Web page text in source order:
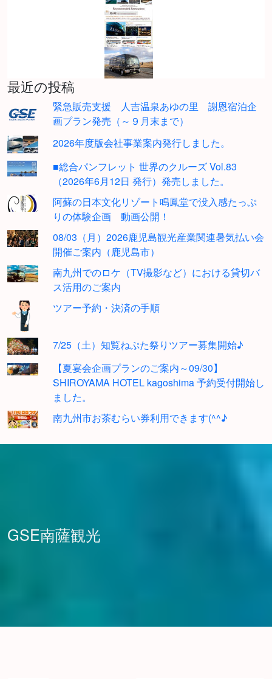
最近の投稿
緊急販売支援 人吉温泉あゆの里 謝恩宿泊企
画プラン発売（～９月末まで）
2026年度版会社事業案内発行しました。
■総合パンフレット 世界のクルーズ Vol.83
（2026年6月12日 発行）発売しました。
阿蘇の日本文化リゾート鳴鳳堂で没入感たっぷ
りの体験企画 動画公開！
08/03（月）2026鹿児島観光産業関連暑気払い会
開催ご案内（鹿児島市）
南九州でのロケ（TV撮影など）における貸切バ
ス活用のご案内
ツアー予約・決済の手順
7/25（土）知覧ねぷた祭りツアー募集開始♪
【夏宴会企画プランのご案内～09/30】
SHIROYAMA HOTEL kagoshima 予約受付開始し
ました。
南九州市お茶むらい券利用できます(^^♪
GSE南薩観光